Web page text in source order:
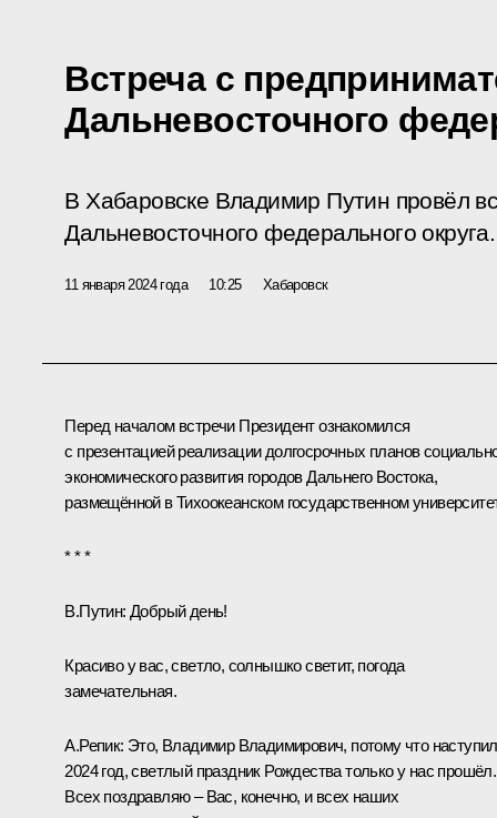
Встреча с
Дальневосточного
В Хабаровске Владимир Путин провёл
Дальневосточного федерального округа.
11 января 2024 года 10:25 Хабаровск
Перед началом встречи Президент ознакомился
с презентацией реализации долгосрочных планов
экономического развития городов Дальнего Востока,
размещённой в Тихоокеанском государственном
* * *
В.Путин: Добрый день!
Красиво у вас, светло, солнышко светит, погода
замечательная.
А.Репик: Это, Владимир Владимирович, потому что наступил
2024 год, светлый праздник Рождества только у нас прошёл.
Всех поздравляю – Вас, конечно, и всех наших